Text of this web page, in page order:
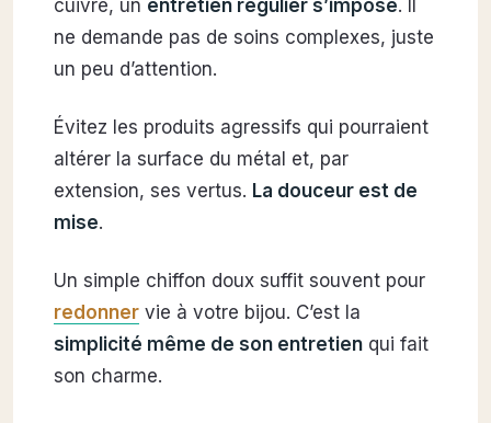
cuivre, un entretien régulier s’impose. Il
ne demande pas de soins complexes, juste
un peu d’attention.
Évitez les produits agressifs qui pourraient
altérer la surface du métal et, par
extension, ses vertus. La douceur est de
mise.
Un simple chiffon doux suffit souvent pour
redonnervie à votre bijou. C’est la
simplicité même de son entretienqui fait
son charme.